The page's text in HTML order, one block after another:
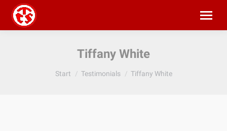
Tiffany White
Sie befinden sich hier:
Start Testimonials Tiffany White